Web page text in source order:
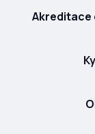
Akreditace